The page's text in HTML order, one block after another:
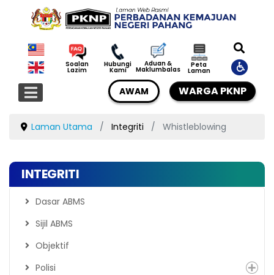
Soalan
Lazim
Hubungi
Kami
Aduan &
Maklumbalas
Peta
Laman
AWAM WARGA PKNP
Laman Utama Integriti Whistleblowing
INTEGRITI
Dasar ABMS
Sijil ABMS
Objektif
Polisi